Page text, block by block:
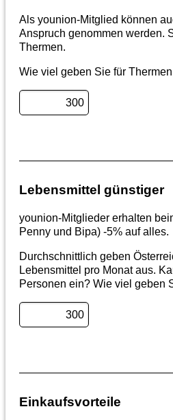
Als younion-Mitglied können
Anspruch genommen werden.
Thermen.
Wie viel geben Sie für
Lebensmittel günstiger
younion-Mitglieder erhalten
Penny und Bipa) -5% auf alles.
Durchschnittlich geben
Lebensmittel pro Monat aus.
Personen ein? Wie viel geben
Einkaufsvorteile